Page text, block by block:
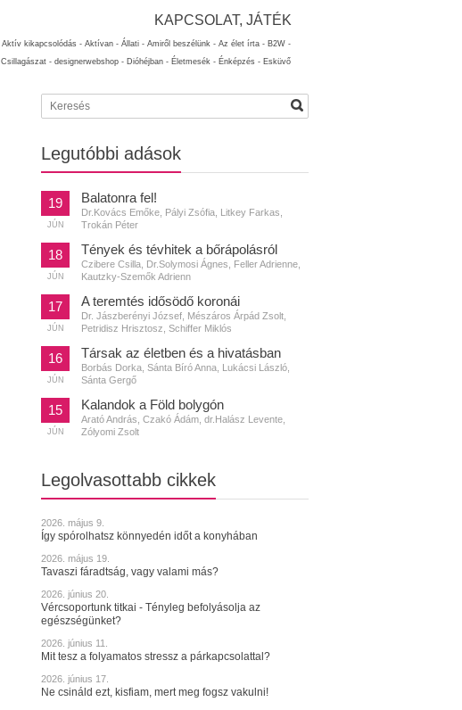
KAPCSOLAT, JÁTÉK
Aktív kikapcsolódás - Aktívan - Állati - Amiről beszélünk - Az élet írta - B2W -
Csillagászat - designerwebshop - Dióhéjban - Életmesék - Énképzés - Esküvő
Legutóbbi adások
19
JÚN
Balatonra fel!
Dr.Kovács Emőke, Pályi Zsófia, Litkey Farkas,
Trokán Péter
18
JÚN
Tények és tévhitek a bőrápolásról
Czibere Csilla, Dr.Solymosi Ágnes, Feller Adrienne,
Kautzky-Szemők Adrienn
17
JÚN
A teremtés idősödő koronái
Dr. Jászberényi József, Mészáros Árpád Zsolt,
Petridisz Hrisztosz, Schiffer Miklós
16
JÚN
Társak az életben és a hivatásban
Borbás Dorka, Sánta Bíró Anna, Lukácsi László,
Sánta Gergő
15
JÚN
Kalandok a Föld bolygón
Arató András, Czakó Ádám, dr.Halász Levente,
Zólyomi Zsolt
Legolvasottabb cikkek
2026. május 9.
Így spórolhatsz könnyedén időt a konyhában
2026. május 19.
Tavaszi fáradtság, vagy valami más?
2026. június 20.
Vércsoportunk titkai - Tényleg befolyásolja az
egészségünket?
2026. június 11.
Mit tesz a folyamatos stressz a párkapcsolattal?
2026. június 17.
Ne csináld ezt, kisfiam, mert meg fogsz vakulni!